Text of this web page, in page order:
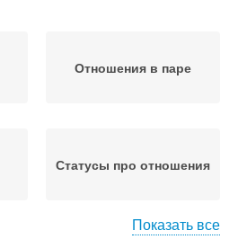
Отношения в паре
Статусы про отношения
Показать все